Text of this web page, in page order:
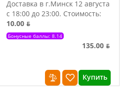
Доставка в г.Минск 12 августа
с 18:00 до 23:00. Стоимость:
10.00 ƃ
Бонусные баллы: 8.14
135.00 ƃ
Купить